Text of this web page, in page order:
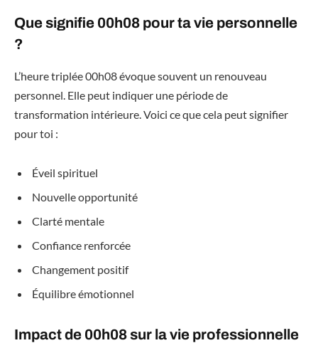
Que signifie 00h08 pour ta vie personnelle
?
L’heure triplée 00h08 évoque souvent un renouveau
personnel. Elle peut indiquer une période de
transformation intérieure. Voici ce que cela peut signifier
pour toi :
Éveil spirituel
Nouvelle opportunité
Clarté mentale
Confiance renforcée
Changement positif
Équilibre émotionnel
Impact de 00h08 sur la vie professionnelle